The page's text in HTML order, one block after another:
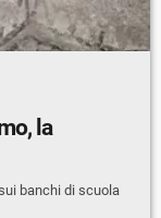
la
banchi di scuola